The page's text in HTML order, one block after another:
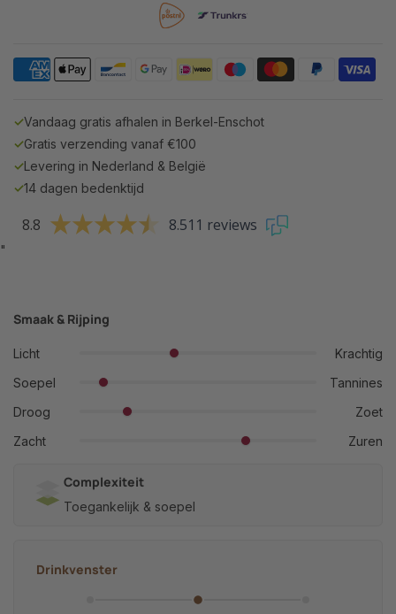
✓Vandaag gratis afhalen in Berkel-Enschot
✓Gratis verzending vanaf €100
✓Levering in Nederland & België
✓14 dagen bedenktijd
8.8 8.511 reviews
"
Smaak & Rijping
Licht
Krachtig
Soepel
Tannines
Droog
Zoet
Zacht
Zuren
Complexiteit
Toegankelijk & soepel
Drinkvenster